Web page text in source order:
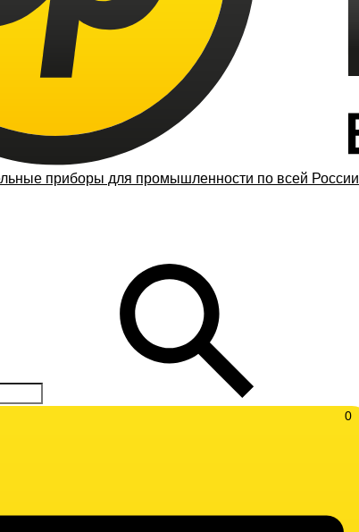
приборы для промышленности по всей России
0